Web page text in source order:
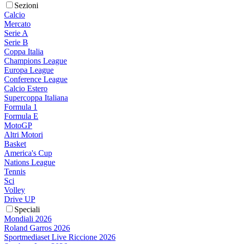
Sezioni
Calcio
Mercato
Serie A
Serie B
Coppa Italia
Champions League
Europa League
Conference League
Calcio Estero
Supercoppa Italiana
Formula 1
Formula E
MotoGP
Altri Motori
Basket
America's Cup
Nations League
Tennis
Sci
Volley
Drive UP
Speciali
Mondiali 2026
Roland Garros 2026
Sportmediaset Live Riccione 2026